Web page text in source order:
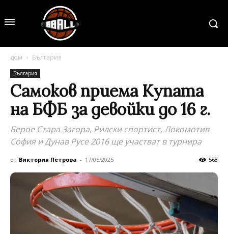
дом България
България
Самоков приема Купата
на БФБ за девойки до 16 г.
Берое Стара Загора, Рилски спортист, Локомотив
София и Дунав Русе 2016 ще участват в турнира
от Виктория Петрова - 17/05/2025 568